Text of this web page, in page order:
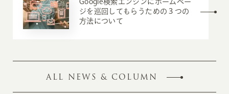
Google検索エンジンにホームペー
ジを巡回してもらうための３つの
方法について
ALL NEWS & COLUMN